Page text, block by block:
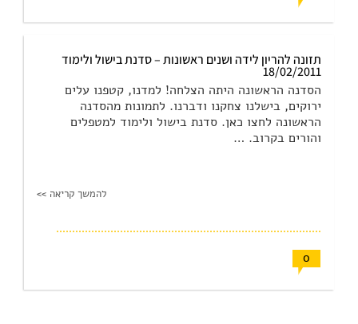
תזונה להריון לידה ושנים ראשונות – סדנת בישול ולימוד
18/02/2011
הסדנה הראשונה היתה הצלחה! למדנו, קטפנו עלים
ירוקים, בישלנו צחקנו ודברנו. לתמונות מהסדנה
הראשונה לחצו כאן. סדנת בישול ולימוד למטפלים
והורים בקרוב. …
להמשך קריאה >>
0